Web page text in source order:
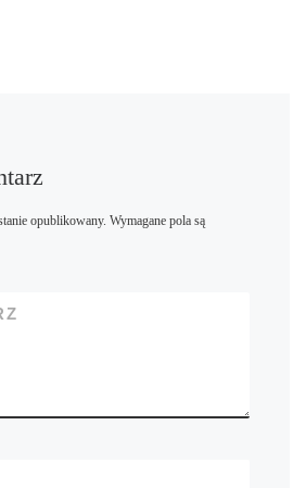
opublikowany. Wymagane pola są